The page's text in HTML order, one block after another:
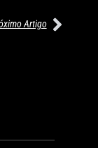
Artigo
42